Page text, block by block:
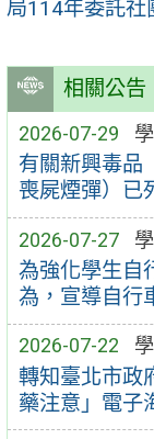
相關公告
2026-07-29
有關新興毒品
喪屍煙彈）已
2026-07-27
為強化學生自
為，宣導自行
2026-07-22
轉知臺北市政
藥注意」電子
局114年委託社